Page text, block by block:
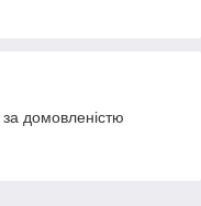
домовленістю